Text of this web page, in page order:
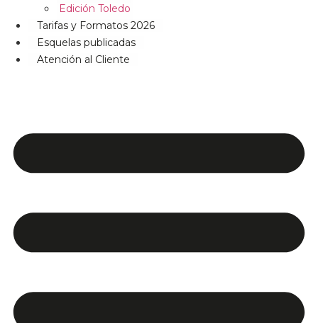
Edición Toledo
Tarifas y Formatos 2026
Esquelas publicadas
Atención al Cliente